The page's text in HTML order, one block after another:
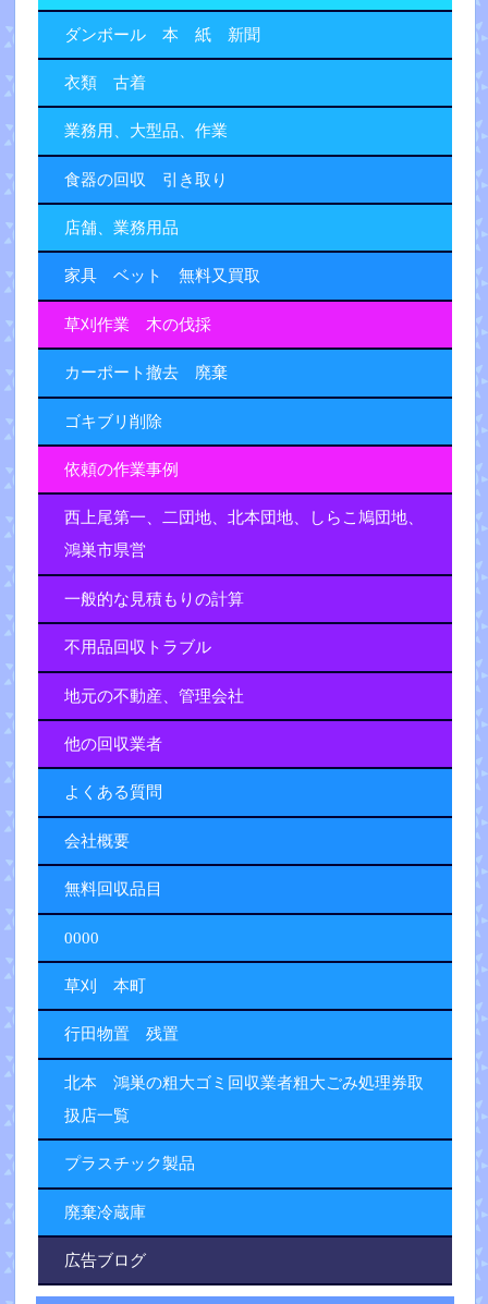
ダンボール 本 紙 新聞
衣類 古着
業務用、大型品、作業
食器の回収 引き取り
店舗、業務用品
家具 ベット 無料又買取
草刈作業 木の伐採
カーポート撤去 廃棄
ゴキブリ削除
依頼の作業事例
西上尾第一、二団地、北本団地、しらこ鳩団地、
鴻巣市県営
一般的な見積もりの計算
不用品回収トラブル
地元の不動産、管理会社
他の回収業者
よくある質問
会社概要
無料回収品目
0000
草刈 本町
行田物置 残置
北本 鴻巣の粗大ゴミ回収業者粗大ごみ処理券取
扱店一覧
プラスチック製品
廃棄冷蔵庫
広告ブログ